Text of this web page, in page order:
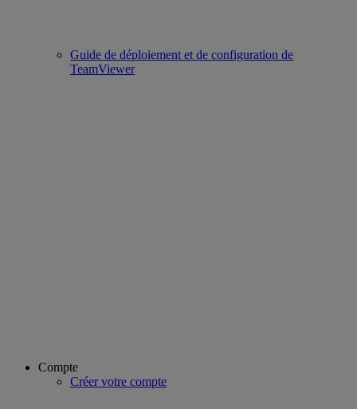
Guide de déploiement et de configuration de
TeamViewer
Compte
Créer votre compte